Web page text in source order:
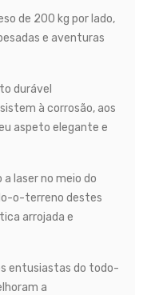
de 200 kg por lado,
e aventuras
durável
à corrosão, aos
aspeto elegante e
laser no meio do
o-terreno destes
arrojada e
entusiastas do todo-
a